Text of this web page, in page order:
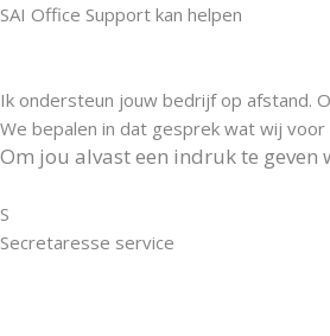
SAI Office Support kan helpen
Ik ondersteun jouw bedrijf op afstand.
We bepalen in dat gesprek wat wij voor
Om jou alvast een indruk te
S
Secretaresse service